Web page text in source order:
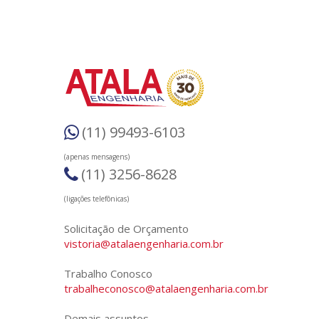
(11) 99493-6103
(apenas mensagens)
(11) 3256-8628
(ligações telefônicas)
Solicitação de Orçamento
vistoria@atalaengenharia.com.br
Trabalho Conosco
trabalheconosco@atalaengenharia.com.br